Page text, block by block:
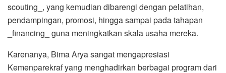
scouting_, yang kemudian dibarengi dengan pelatihan,
pendampingan, promosi, hingga sampai pada tahapan
_financing_ guna meningkatkan skala usaha mereka.
Karenanya, Bima Arya sangat mengapresiasi
Kemenparekraf yang menghadirkan berbagai program dari